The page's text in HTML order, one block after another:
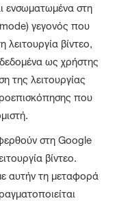
ενσωματωμένα στη
γεγονός που
λειτουργία βίντεο,
ως χρήστης
της λειτουργίας
που
στη Google
βίντεο.
αυτήν τη μεταφορά